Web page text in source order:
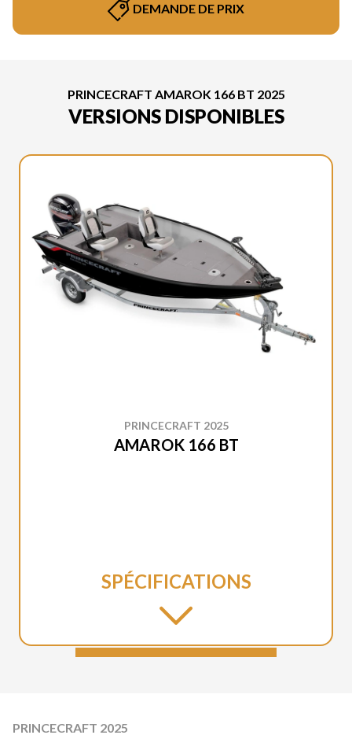
DEMANDE DE PRIX
PRINCECRAFT AMAROK 166 BT 2025
VERSIONS DISPONIBLES
PRINCECRAFT 2025
AMAROK 166 BT
SPÉCIFICATIONS
PRINCECRAFT 2025